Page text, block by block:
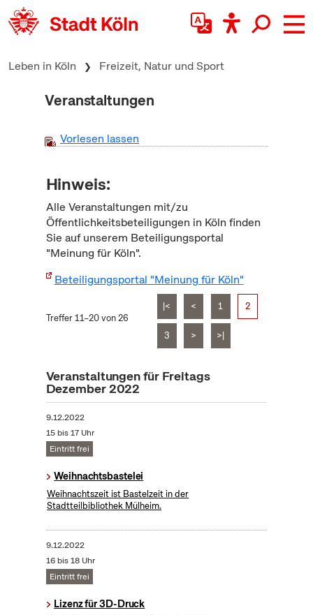
zum Inhalt springen
Leben in Köln Freizeit, Natur und Sport
Veranstaltungen
Vorlesen lassen
Hinweis:
Alle Veranstaltungen mit/zu
Öffentlichkeitsbeteiligungen in Köln finden
Sie auf unserem Beteiligungsportal
"Meinung für Köln".
Beteiligungsportal "Meinung für Köln"
Treffer 11–20 von 26
|< < 1 2
3 > >|
Veranstaltungen für Freitags
Dezember 2022
9.12.2022
15 bis 17 Uhr
Eintritt frei
Weihnachtsbastelei
Weihnachtszeit ist Bastelzeit in der
Stadtteilbibliothek Mülheim.
9.12.2022
16 bis 18 Uhr
Eintritt frei
Lizenz für 3D-Druck